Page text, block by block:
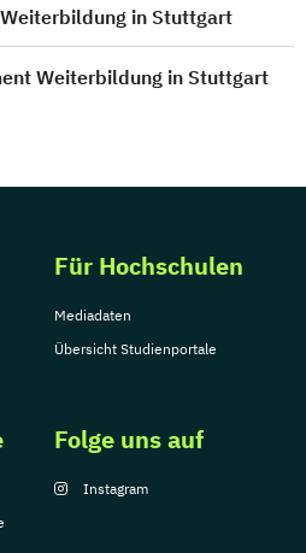
in Stuttgart
Weiterbildung in Stuttgart
Für Hochschulen
Mediadaten
Übersicht Studienportale
Folge uns auf
Instagram